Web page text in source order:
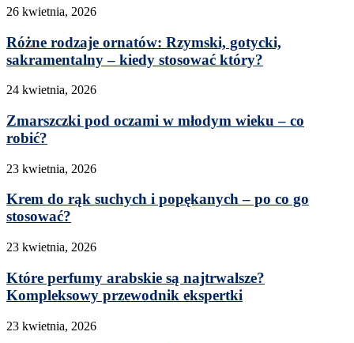
26 kwietnia, 2026
Różne rodzaje ornatów: Rzymski, gotycki,
sakramentalny – kiedy stosować który?
24 kwietnia, 2026
Zmarszczki pod oczami w młodym wieku – co
robić?
23 kwietnia, 2026
Krem do rąk suchych i popękanych – po co go
stosować?
23 kwietnia, 2026
Które perfumy arabskie są najtrwalsze?
Kompleksowy przewodnik ekspertki
23 kwietnia, 2026